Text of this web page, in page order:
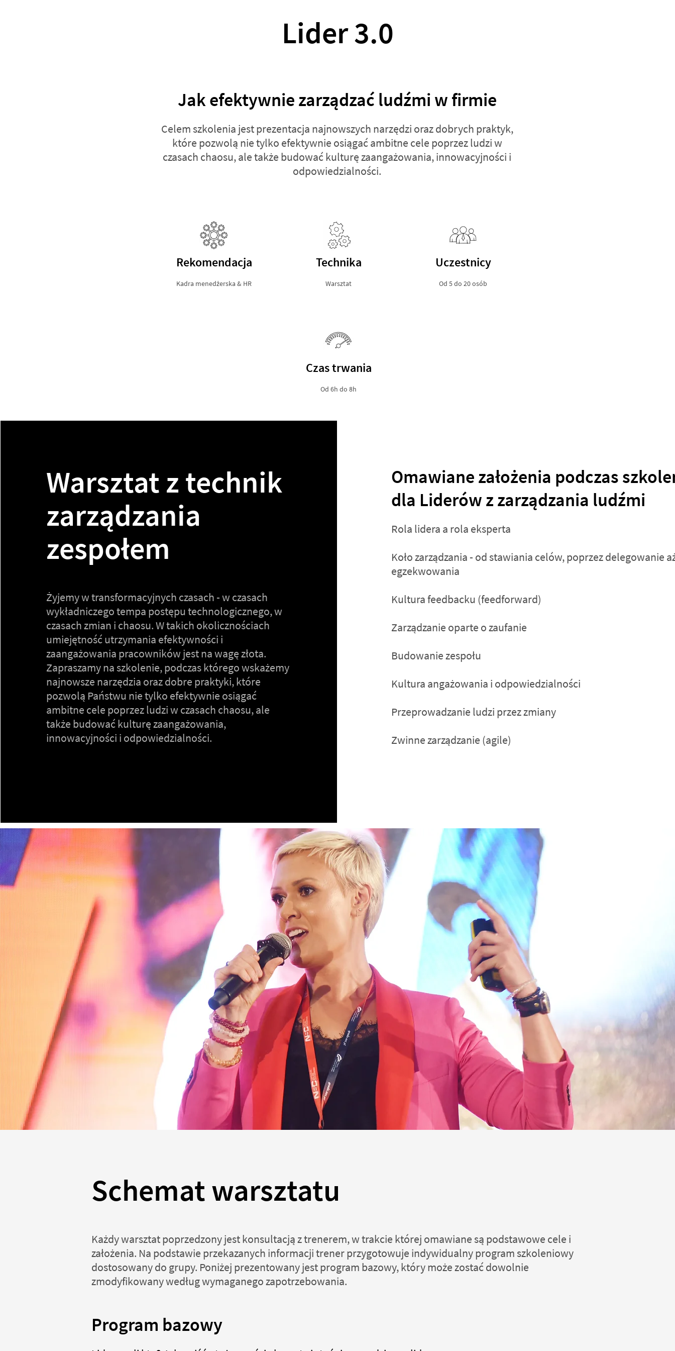
Lider 3.0
Jak efektywnie zarządzać ludźmi w firmie
Celem szkolenia jest prezentacja najnowszych narzędzi oraz dobrych praktyk,
które pozwolą nie tylko efektywnie osiągać ambitne cele poprzez ludzi w
czasach chaosu, ale także budować kulturę zaangażowania, innowacyjności i
odpowiedzialności.
Rekomendacja
Kadra menedżerska & HR
Technika
Warsztat
Uczestnicy
Od 5 do 20 osób
Czas trwania
Od 6h do 8h
Warsztat z technik
zarządzania
zespołem
Żyjemy w transformacyjnych czasach - w czasach
wykładniczego tempa postępu technologicznego, w
czasach zmian i chaosu. W takich okolicznościach
umiejętność utrzymania efektywności i
zaangażowania pracowników jest na wagę złota.
Zapraszamy na szkolenie, podczas którego wskażemy
najnowsze narzędzia oraz dobre praktyki, które
pozwolą Państwu nie tylko efektywnie osiągać
ambitne cele poprzez ludzi w czasach chaosu, ale
także budować kulturę zaangażowania,
innowacyjności i odpowiedzialności.
Omawiane założenia podczas
dla Liderów z zarządzania ludźmi
Rola lidera a rola eksperta
Koło zarządzania - od stawiania celów, poprzez delegowanie
egzekwowania
Kultura feedbacku (feedforward)
Zarządzanie oparte o zaufanie
Budowanie zespołu
Kultura angażowania i odpowiedzialności
Przeprowadzanie ludzi przez zmiany
Zwinne zarządzanie (agile)
Schemat warsztatu
Każdy warsztat poprzedzony jest konsultacją z trenerem, w trakcie której omawiane są podstawowe cele i
założenia. Na podstawie przekazanych informacji trener przygotowuje indywidualny program szkoleniowy
dostosowany do grupy. Poniżej prezentowany jest program bazowy, który może zostać dowolnie
zmodyfikowany według wymaganego zapotrzebowania.
Program bazowy